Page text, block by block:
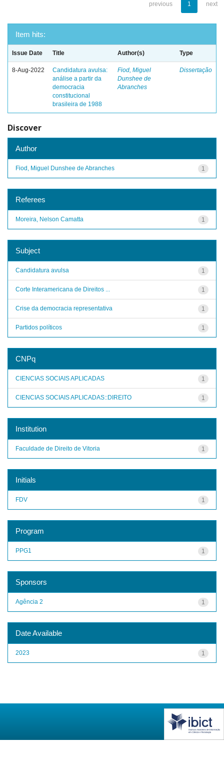
previous 1 next
Item hits:
Issue Date Title Author(s) Type
8-Aug-2022
Candidatura avulsa:
análise a partir da
democracia
constitucional
brasileira de 1988
Fiod, Miguel
Dunshee de
Abranches
Dissertação
Discover
Author
1
Fiod, Miguel Dunshee de Abranches
Referees
1
Moreira, Nelson Camatta
Subject
1
Candidatura avulsa
1
Corte Interamericana de Direitos ...
1
Crise da democracia representativa
1
Partidos políticos
CNPq
1
CIENCIAS SOCIAIS APLICADAS
1
CIENCIAS SOCIAIS APLICADAS::DIREITO
Institution
1
Faculdade de Direito de Vitoria
Initials
1
FDV
Program
1
PPG1
Sponsors
1
Agência 2
Date Available
1
2023